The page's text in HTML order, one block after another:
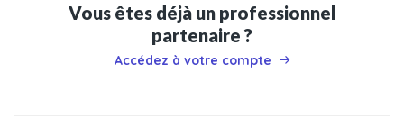
Vous êtes déjà un professionnel
partenaire ?
Accédez à votre compte